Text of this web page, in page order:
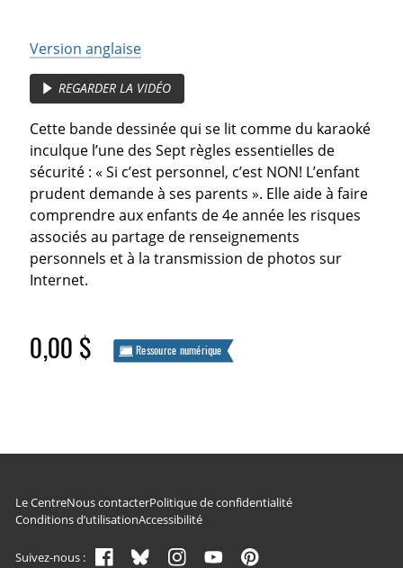
Version anglaise
REGARDER LA VIDÉO
Cette bande dessinée qui se lit comme du karaoké
inculque l’une des Sept règles essentielles de
sécurité : « Si c’est personnel, c’est NON! L’enfant
prudent demande à ses parents ». Elle aide à faire
comprendre aux enfants de 4e année les risques
associés au partage de renseignements
personnels et à la transmission de photos sur
Internet.
0,00 $ Ressource numérique
Navigation du pied de page
Le CentreNous contacterPolitique de confidentialité
Conditions d’utilisationAccessibilité
Suivez-nous :